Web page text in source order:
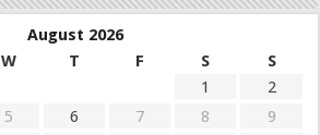
August 2026
W T F S
S
1
2
5 6 7 8
9